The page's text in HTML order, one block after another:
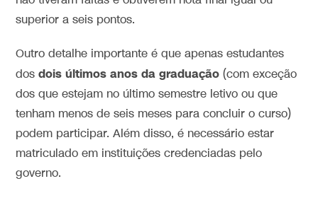
superior a seis pontos.
Outro detalhe importante é que apenas estudantes
dosdois últimos anos da graduação(com exceção
dos que estejam no último semestre letivo ou que
tenham menos de seis meses para concluir o curso)
podem participar. Além disso, é necessário estar
matriculado em instituições credenciadas pelo
governo.